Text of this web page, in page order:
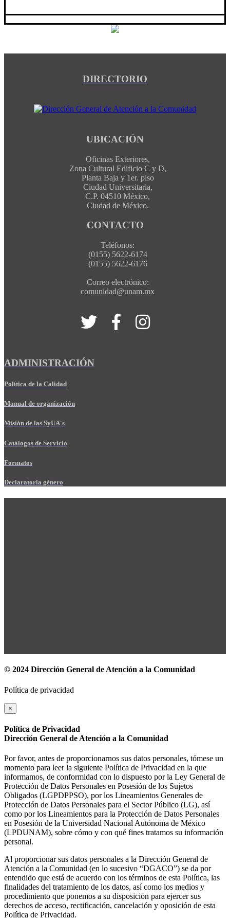
DIRECTORIO
UBICACIÓN
Oficinas Exteriores,
Zona Cultural Edificio C y D,
Planta Baja y 1er. piso
Ciudad Universitaria,
C.P. 04510 México,
Ciudad de México.
CONTACTO
Teléfonos:
(0155) 5622-6174
(0155) 5622-6176
Correo electrónico:
comunidad@unam.mx
ADMINISTRACIÓN
Política de la Calidad
Manual de organización
Misión de las SyUA's
Catálogos de Servicio
Formatos
Declaratoria género
© 2024 Dirección General de Atención a la Comunidad
Política de privacidad
×
Política de Privacidad
Dirección General de Atención a la Comunidad
Por favor, antes de proporcionarnos sus datos personales, tómese un
momento para leer la siguiente Política de Privacidad en la que
informamos, de conformidad con lo dispuesto por la Ley General de
Protección de Datos Personales en Posesión de los Sujetos
Obligados (LGPDPPSO), por los Lineamientos Generales de
Protección de Datos Personales para el Sector Público (LG), así
como por los Lineamientos para la Protección de Datos Personales
en Posesión de la Universidad Nacional Autónoma de México
(LPDUNAM), sobre cómo y con qué fines tratamos su información
personal.
Al proporcionar sus datos personales a la Dirección General de
Atención a la Comunidad (en lo sucesivo “DGACO”) se da por
entendido que está de acuerdo con los términos de esta Política, las
finalidades del tratamiento de los datos, así como los medios y
procedimiento que ponemos a su disposición para ejercer sus
derechos de acceso, rectificación, cancelación y oposición de esta
Política de Privacidad.